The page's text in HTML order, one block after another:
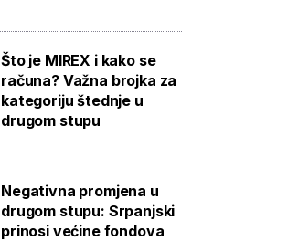
Što je MIREX i kako se
računa? Važna brojka za
kategoriju štednje u
drugom stupu
Negativna promjena u
drugom stupu: Srpanjski
prinosi većine fondova